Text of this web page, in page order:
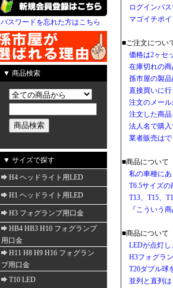
パスワードを忘れた方はこちら
▼ 商品検索
▼ サイズで探す
H4 ヘッドライト用LED
H1 ヘッドライト用LED
H3 フォグランプ用口金
HB4 HB3 H10 フォグランプ
用口金
H11 H8 H9 H16 フォグラン
プ用口金
T10 LED
ログインパ
マゴイチポ
■ご注文につい
価格は2ヶセ
在庫切れの
孫市屋の製
直接買いに
注文のメー
注文した商
法人名で購入
業者販売はで
■商品について
私の車種に
T6.5サイズの
T13、T15、
『こういう
■商品について
LEDが点灯し
H3フォグラ
T20ダブル球
並列と直列